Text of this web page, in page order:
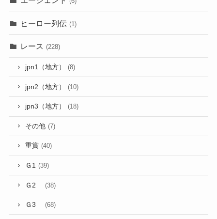
ヒーロー列伝 (1)
レース (228)
jpn1（地方） (8)
jpn2（地方） (10)
jpn3（地方） (18)
その他 (7)
重賞 (40)
Ｇ1 (39)
Ｇ2 (38)
Ｇ3 (68)